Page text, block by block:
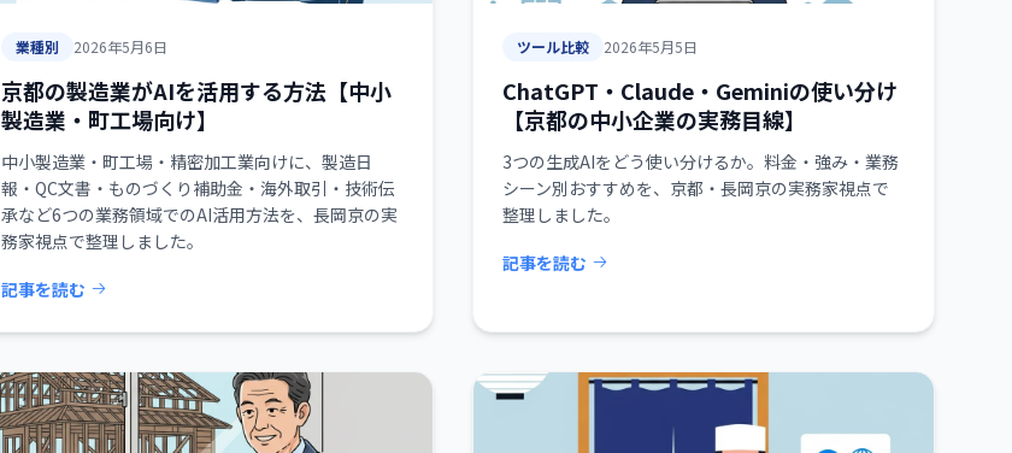
業種別 2026年5月6日
京都の製造業がAIを活用する方法【中小
製造業・町工場向け】
中小製造業・町工場・精密加工業向けに、製造日
報・QC文書・ものづくり補助金・海外取引・技術伝
承など6つの業務領域でのAI活用方法を、長岡京の実
務家視点で整理しました。
記事を読む
ツール比較 2026年5月5日
ChatGPT・Claude・Geminiの使い分け
【京都の中小企業の実務目線】
3つの生成AIをどう使い分けるか。料金・強み・業務
シーン別おすすめを、京都・長岡京の実務家視点で
整理しました。
記事を読む